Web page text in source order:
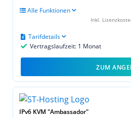
Alle Funktionen
Vertragslaufzeit: 1 Monat
Tarifdetails
Inkl.
ZUM
IPv6 KVM "Ambassador"